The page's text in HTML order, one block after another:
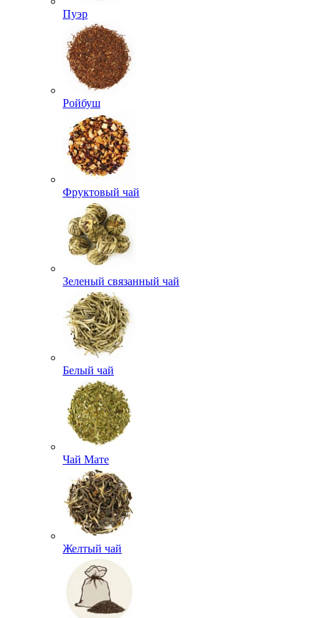
Пуэр
Ройбуш
Фруктовый чай
Зеленый связанный чай
Белый чай
Чай Мате
Желтый чай